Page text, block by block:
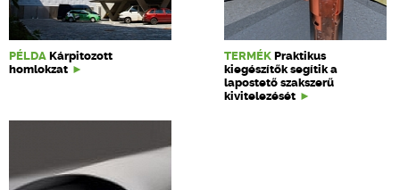
PÉLDA Kárpitozott
homlokzat
TERMÉK Praktikus
kiegészítők segítik a
lapostető szakszerű
kivitelezését